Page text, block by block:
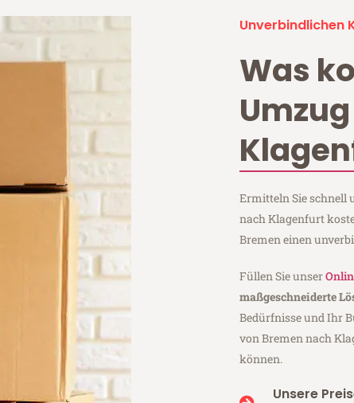
Unverbindlichen
Was
Ermitteln Sie schnell
nach Klagenfurt
Bremen einen
Füllen Sie unser
maßgeschneiderte
Bedürfnisse und Ihr
von Bremen nach
können.
Unsere